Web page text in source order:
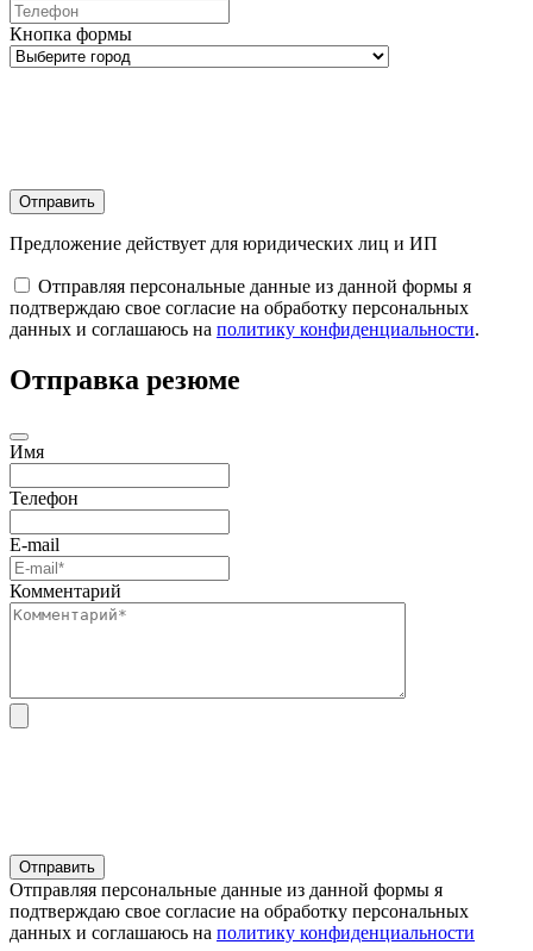
Кнопка формы
Отправить
Предложение действует для юридических лиц и ИП
Отправляя персональные данные из данной формы я
подтверждаю свое согласие на обработку персональных
данных и соглашаюсь на политику конфиденциальности.
Отправка резюме
Имя
Телефон
E-mail
Комментарий
Отправляя персональные данные из данной формы я
подтверждаю свое согласие на обработку персональных
данных и соглашаюсь на политику конфиденциальности